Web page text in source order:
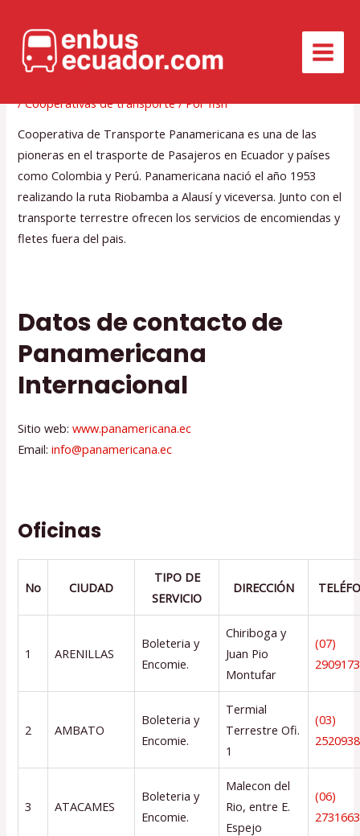
contenido
MAIN
Cooperativa de Transportes
Panamericana Internacional
/Cooperativas de transporte/ Porfish
Cooperativa de Transporte Panamericana es una de las
pioneras en el trasporte de Pasajeros en Ecuador y países
como Colombia y Perú. Panamericana nació el año 1953
realizando la ruta Riobamba a Alausí y viceversa. Junto con el
transporte terrestre ofrecen los servicios de encomiendas y
fletes fuera del pais.
Datos de contacto de
Panamericana
Internacional
Sitio web:www.panamericana.ec
Email:info@panamericana.ec
Oficinas
No CIUDAD
TIPO DE
SERVICIO
DIRECCIÓN
1 ARENILLAS
Boleteria y
Encomie.
Chiriboga y
Juan Pio
Montufar
(07)
2909173
2 AMBATO
Boleteria y
Encomie.
Termial
Terrestre Ofi.
1
(03)
2520938
3 ATACAMES
Boleteria y
Encomie.
Malecon del
Rio, entre E.
Espejo
(06)
2731663